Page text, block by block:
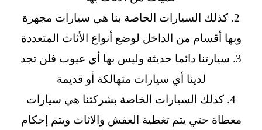
2. كذلك السيارات الخاصة بنا هي سيارات مجهزة
وبها أقسام من الداخل لوضع أنواع الأثاث المتعددة
3. سيارتنا دائما حديثة وليس بها أي عيوب فلن تجد
لدينا أي سيارات متهالكة أو قديمة
4. كذلك السيارات الخاصة بشركتنا هي سيارات
مغطاة حتي يتم تغطية العفش والاثاث ويتم إحكام